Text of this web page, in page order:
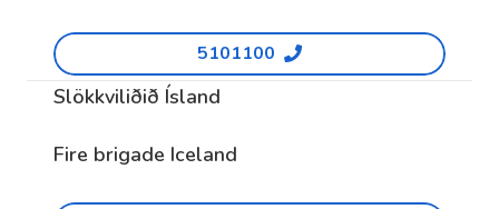
5101100
Slökkviliðið Ísland
Fire brigade Iceland